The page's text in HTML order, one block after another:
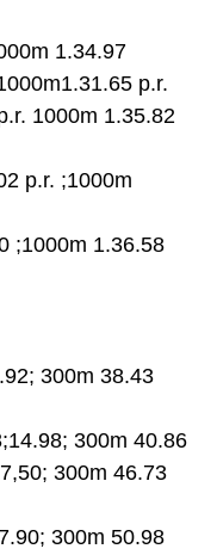
1.34.97
p.r.
1000m 1.35.82
p.r. ;1000m
;1000m 1.36.58
300m 38.43
300m 40.86
300m 46.73
300m 50.98